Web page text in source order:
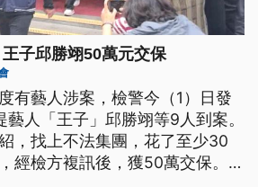
子邱勝翊50萬元交保
有藝人涉案，檢警今（1）日發
人「王子」邱勝翊等9人到案。
，找上不法集團，花了至少30
經檢方複訊後，獲50萬交保。而